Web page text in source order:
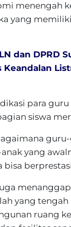
menengah
yang
dan DPRD
Keandalan
para
siswa
yang
yang tengah
ruang